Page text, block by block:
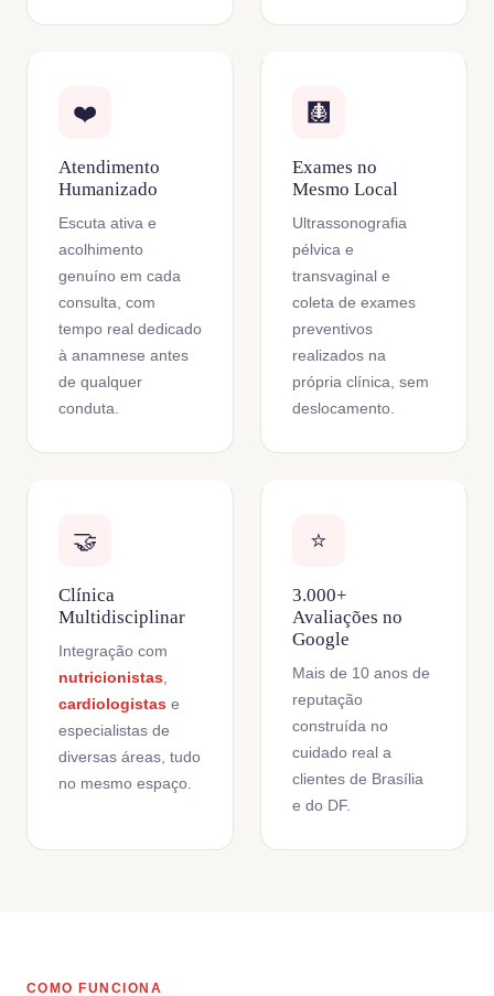
❤️
Atendimento
Humanizado
Escuta ativa e
acolhimento
genuíno em cada
consulta, com
tempo real dedicado
à anamnese antes
de qualquer
conduta.
🩻
Exames no
Mesmo Local
Ultrassonografia
pélvica e
transvaginal e
coleta de exames
preventivos
realizados na
própria clínica, sem
deslocamento.
🤝
Clínica
Multidisciplinar
Integração com
nutricionistas,
cardiologistas e
especialistas de
diversas áreas, tudo
no mesmo espaço.
⭐
3.000+
Avaliações no
Google
Mais de 10 anos de
reputação
construída no
cuidado real a
clientes de Brasília
e do DF.
COMO FUNCIONA